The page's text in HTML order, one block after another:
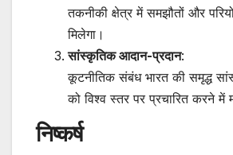
तकनीकी क्षेत्र में समझौतों और
मिलेगा।
सांस्कृतिक आदान-प्रदान:
कूटनीतिक संबंध भारत की समृद्ध
को विश्व स्तर पर प्रचारित करने
निष्कर्ष